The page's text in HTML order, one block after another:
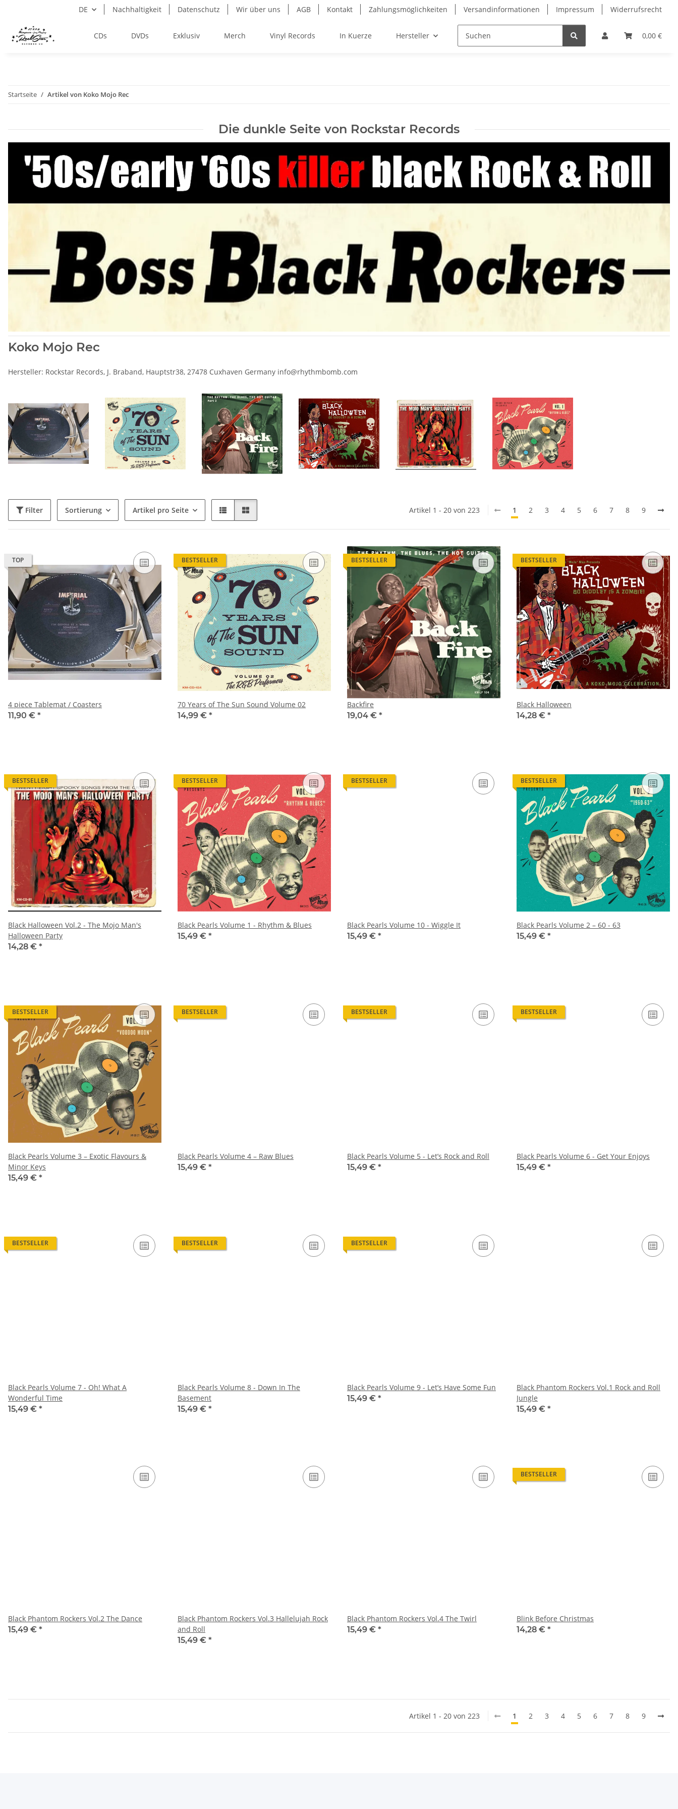
DE Nachhaltigkeit Datenschutz Wir über uns AGB Kontakt Zahlungsmöglichkeiten Versandinformationen Impressum Widerrufsrecht
0,00 €
CDs DVDs Exklusiv Merch Vinyl Records In Kuerze Hersteller
Startseite Artikel von Koko Mojo Rec
Die dunkle Seite von Rockstar Records
Koko Mojo Rec
Hersteller: Rockstar Records, J. Braband, Hauptstr38, 27478 Cuxhaven Germany info@rhythmbomb.com
Filter Sortierung Artikel pro Seite Artikel 1 - 20 von 223 1 2 3 4 5 6 7 8 9
TOP
4 piece Tablemat / Coasters
11,90 € *
BESTSELLER
70 Years of The Sun Sound Volume 02
14,99 € *
BESTSELLER
Backfire
19,04 € *
BESTSELLER
Black Halloween
14,28 € *
BESTSELLER
Black Halloween Vol.2 - The Mojo Man's
Halloween Party
14,28 € *
BESTSELLER
Black Pearls Volume 1 - Rhythm & Blues
15,49 € *
BESTSELLER
Black Pearls Volume 10 - Wiggle It
15,49 € *
BESTSELLER
Black Pearls Volume 2 – 60 - 63
15,49 € *
BESTSELLER
Black Pearls Volume 3 – Exotic Flavours &
Minor Keys
15,49 € *
BESTSELLER
Black Pearls Volume 4 – Raw Blues
15,49 € *
BESTSELLER
Black Pearls Volume 5 - Let’s Rock and Roll
15,49 € *
BESTSELLER
Black Pearls Volume 6 - Get Your Enjoys
15,49 € *
BESTSELLER
Black Pearls Volume 7 - Oh! What A
Wonderful Time
15,49 € *
BESTSELLER
Black Pearls Volume 8 - Down In The
Basement
15,49 € *
BESTSELLER
Black Pearls Volume 9 - Let’s Have Some Fun
15,49 € *
Black Phantom Rockers Vol.1 Rock and Roll
Jungle
15,49 € *
Black Phantom Rockers Vol.2 The Dance
15,49 € *
Black Phantom Rockers Vol.3 Hallelujah Rock
and Roll
15,49 € *
Black Phantom Rockers Vol.4 The Twirl
15,49 € *
BESTSELLER
Blink Before Christmas
14,28 € *
Artikel 1 - 20 von 223 1 2 3 4 5 6 7 8 9